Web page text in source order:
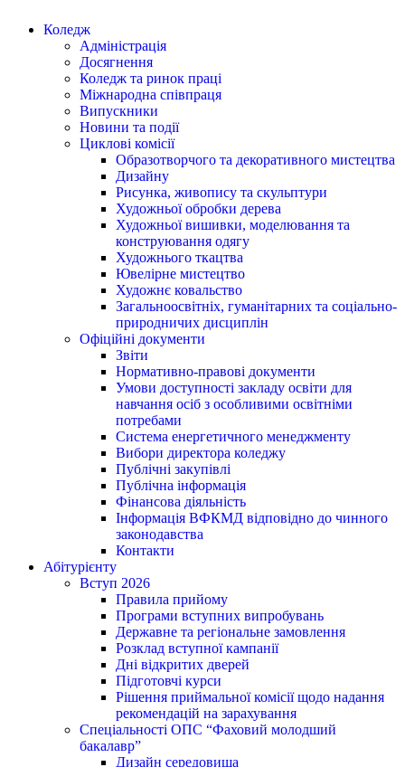
Коледж
Адміністрація
Досягнення
Коледж та ринок праці
Міжнародна співпраця
Випускники
Новини та події
Циклові комісії
Образотворчого та декоративного мистецтва
Дизайну
Рисунка, живопису та скульптури
Художньої обробки дерева
Художньої вишивки, моделювання та
конструювання одягу
Художнього ткацтва
Ювелірне мистецтво
Художнє ковальство
Загальноосвітніх, гуманітарних та соціально-
природничих дисциплін
Офіційні документи
Звіти
Нормативно-правові документи
Умови доступності закладу освіти для
навчання осіб з особливими освітніми
потребами
Система енергетичного менеджменту
Вибори директора коледжу
Публічні закупівлі
Публічна інформація
Фінансова діяльність
Інформація ВФКМД відповідно до чинного
законодавства
Контакти
Абітурієнту
Вступ 2026
Правила прийому
Програми вступних випробувань
Державне та регіональне замовлення
Розклад вступної кампанії
Дні відкритих дверей
Підготовчі курси
Рішення приймальної комісії щодо надання
рекомендацій на зарахування
Спеціальності ОПС “Фаховий молодший
бакалавр”
Дизайн середовища